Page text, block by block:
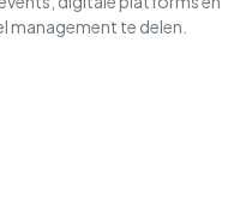
management te delen.